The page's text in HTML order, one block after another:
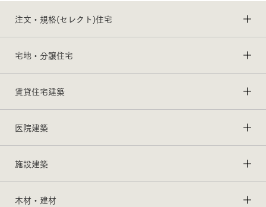
注文・規格(セレクト)住宅
宅地・分譲住宅
賃貸住宅建築
医院建築
施設建築
木材・建材